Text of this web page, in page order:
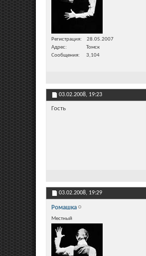
Регистрация
28.05.2007
Адрес
Томск
Сообщения
3,104
03.02.2008, 19:23
Гость
03.02.2008, 19:29
Ромашка
Местный